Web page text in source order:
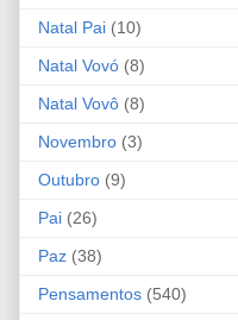
Natal Pai (10)
Natal Vovó (8)
Natal Vovô (8)
Novembro (3)
Outubro (9)
Pai (26)
Paz (38)
Pensamentos (540)